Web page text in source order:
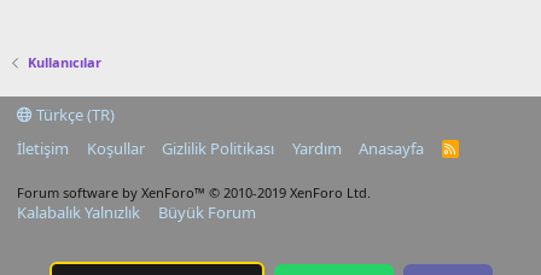
Kullanıcılar
Türkçe (TR)
İletişim
Koşullar Gizlilik Politikası Yardım Anasayfa
R
Forum software by XenForo™ © 2010-2019 XenForo Ltd.
Kalabalık Yalnızlık Büyük Forum